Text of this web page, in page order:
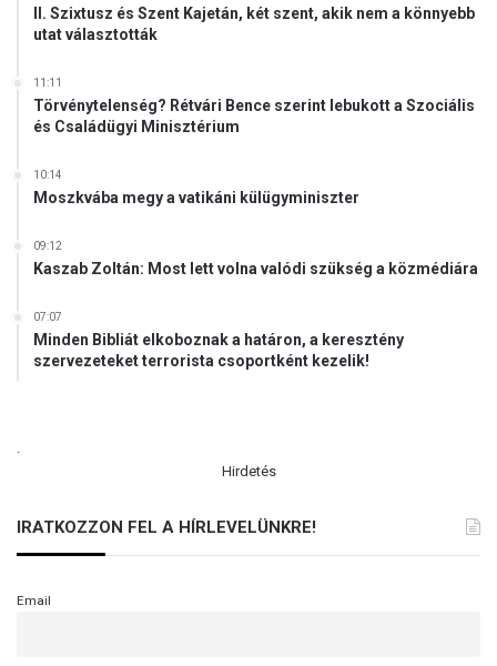
II. Szixtusz és Szent Kajetán, két szent, akik nem a könnyebb
utat választották
11:11
Törvénytelenség? Rétvári Bence szerint lebukott a Szociális
és Családügyi Minisztérium
10:14
Moszkvába megy a vatikáni külügyminiszter
09:12
Kaszab Zoltán: Most lett volna valódi szükség a közmédiára
07:07
Minden Bibliát elkoboznak a határon, a keresztény
szervezeteket terrorista csoportként kezelik!
Hirdetés
IRATKOZZON FEL A HÍRLEVELÜNKRE!
Email